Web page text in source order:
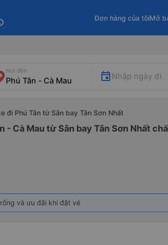
Đơn hàng của tôiMở
Nơi đến
Nhập ngày đi
đi Phú Tân từ Sân bay Tân Sơn Nhất
- Cà Mau từ Sân bay Tân Sơn Nhất
và ưu đãi khi đặt vé